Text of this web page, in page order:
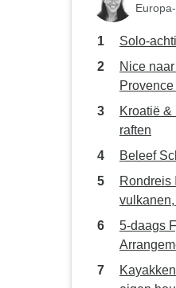
Solo-
Nice
Kroatië &
raften
Beleef
Rondreis
5-daags